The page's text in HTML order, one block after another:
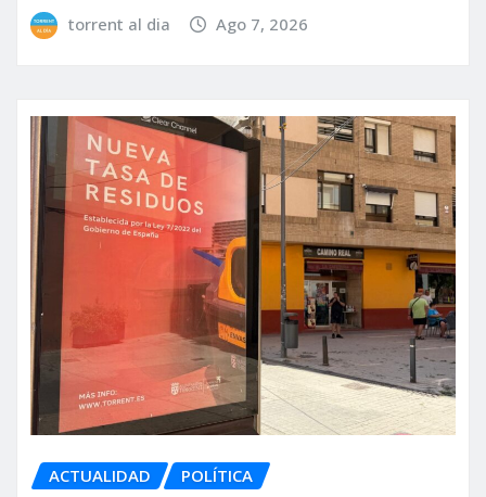
torrent al dia Ago 7, 2026
ACTUALIDAD POLÍTICA